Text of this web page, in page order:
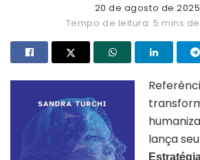
20 de agosto de 2025
Tempo de leitura: 5 mins
lança